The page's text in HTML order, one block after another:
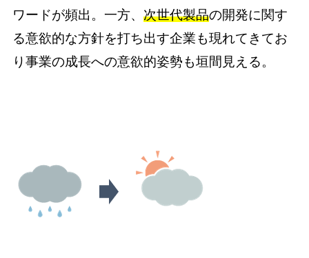
ワードが頻出。一方、 次世代製品の開発に関す
る意欲的な方針を打ち出す企業も現れてきてお
り事業の成長への意欲的姿勢も垣間見える。